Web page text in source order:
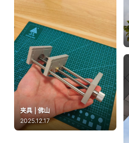
夹具 | 佛山
2025.12.17